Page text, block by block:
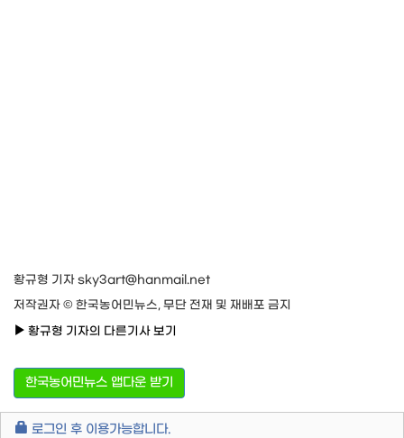
황규형 기자 sky3art@hanmail.net
저작권자 © 한국농어민뉴스, 무단 전재 및 재배포 금지
황규형 기자의 다른기사 보기
한국농어민뉴스 앱다운 받기
로그인 후 이용가능합니다.